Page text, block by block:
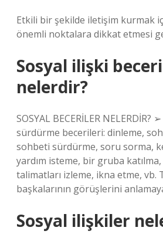
Etkili bir şekilde iletişim kurmak
önemli noktalara dikkat etmesi
Sosyal ilişki
nelerdir?
SOSYAL BECERİLER NELERDİR?
sürdürme becerileri: dinleme,
sohbeti sürdürme, soru sorma,
yardım isteme, bir gruba
talimatları izleme, ikna etme, vb.
başkalarının görüşlerini
Sosyal ilişkiler